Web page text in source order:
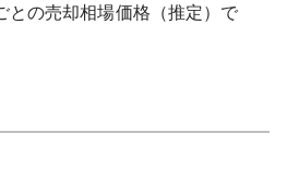
との売却相場価格（推定）で